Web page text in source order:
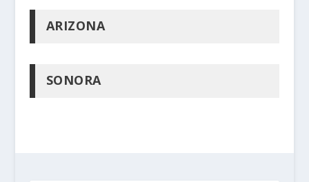
ARIZONA
SONORA